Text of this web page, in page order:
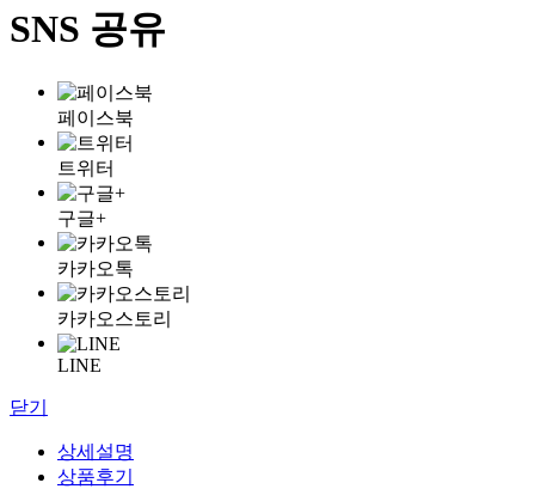
SNS 공유
페이스북
트위터
구글+
카카오톡
카카오스토리
LINE
닫기
상세설명
상품후기